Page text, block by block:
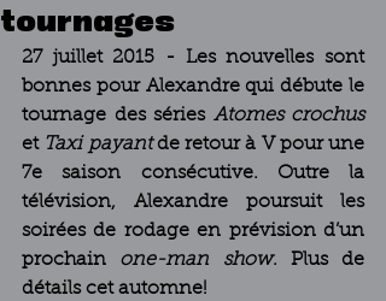
tournages
27 juillet 2015 - Les nouvelles sont
bonnes pour Alexandre qui débute le
tournage des séries Atomes crochus
et Taxi payant de retour à V pour une
7e saison consécutive. Outre la
télévision, Alexandre poursuit les
soirées de rodage en prévision d’un
prochain one-man show. Plus de
détails cet automne!